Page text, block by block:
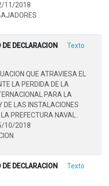
11/2018
DE DECLARACION
Texto
QUE ATRAVIESA EL
LA PERDIDA DE LA
PARA LA
DE LAS INSTALACIONES
PREFECTURA NAVAL..
10/2018
DE DECLARACION
Texto